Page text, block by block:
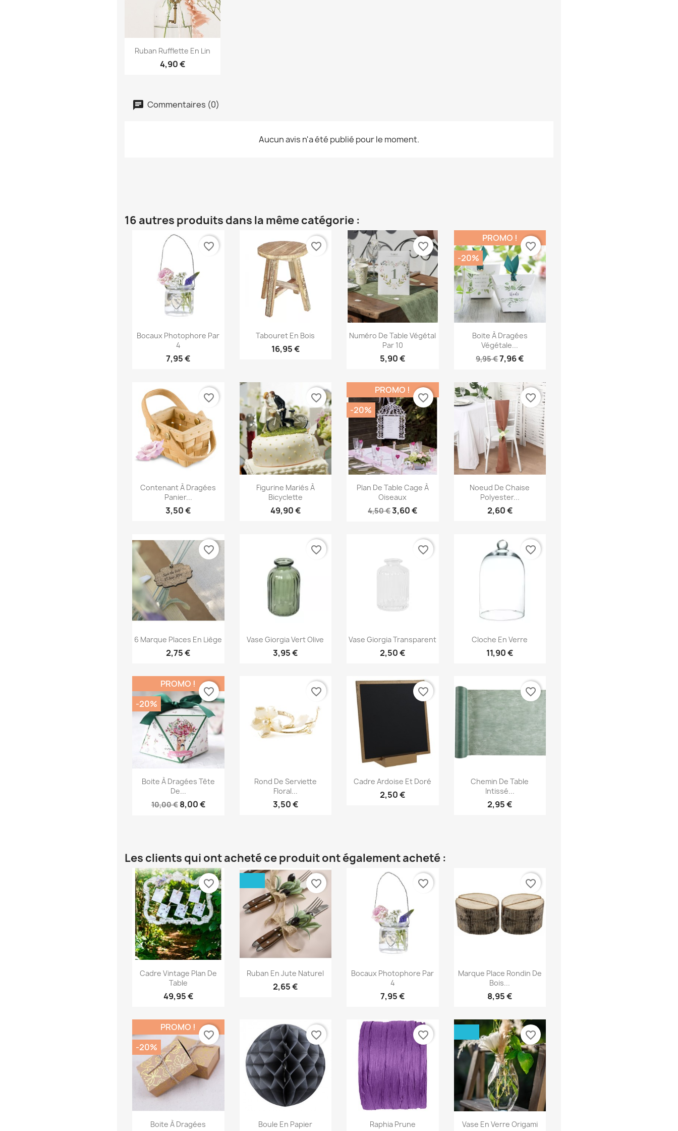
Aperçu rapide
Ruban Rufflette En Lin
4,90 €
Commentaires (0)
Aucun avis n'a été publié pour le moment.
16 autres produits dans la même catégorie :
Aperçu rapide
Bocaux Photophore Par
4
7,95 €
favorite_border
Aperçu rapide
Tabouret En Bois
16,95 €
favorite_border
Aperçu rapide
Numéro De Table Végétal
Par 10
5,90 €
favorite_border
Aperçu rapide
Boite À Dragées
Végétale...
9,95 €7,96 €
PROMO !
-20%
favorite_border
Aperçu rapide
Contenant À Dragées
Panier...
3,50 €
favorite_border
Aperçu rapide
Figurine Mariés À
Bicyclette
49,90 €
favorite_border
Aperçu rapide
Plan De Table Cage À
Oiseaux
4,50 €3,60 €
PROMO !
-20%
favorite_border
Aperçu rapide
Noeud De Chaise
Polyester...
2,60 €
favorite_border
Aperçu rapide
6 Marque Places En Liège
2,75 €
favorite_border
Aperçu rapide
Vase Giorgia Vert Olive
3,95 €
favorite_border
Aperçu rapide
Vase Giorgia Transparent
2,50 €
favorite_border
Aperçu rapide
Cloche En Verre
11,90 €
favorite_border
Aperçu rapide
Boite À Dragées Tête
De...
10,00 € 8,00 €
PROMO !
-20%
favorite_border
Aperçu rapide
Rond De Serviette
Floral...
3,50 €
favorite_border
Aperçu rapide
Cadre Ardoise Et Doré
2,50 €
favorite_border
Aperçu rapide
Chemin De Table
Intissé...
2,95 €
favorite_border
Les clients qui ont acheté ce produit ont également acheté :
Aperçu rapide
Cadre Vintage Plan De
Table
49,95 €
favorite_border
Aperçu rapide
Ruban En Jute Naturel
2,65 €
favorite_border
Aperçu rapide
Bocaux Photophore Par
4
7,95 €
favorite_border
Aperçu rapide
Marque Place Rondin De
Bois...
8,95 €
favorite_border
Aperçu rapide
Boite À Dragées
PROMO !
-20%
favorite_border
Aperçu rapide
Boule En Papier
favorite_border
Aperçu rapide
Raphia Prune
favorite_border
Aperçu rapide
Vase En Verre Origami
favorite_border